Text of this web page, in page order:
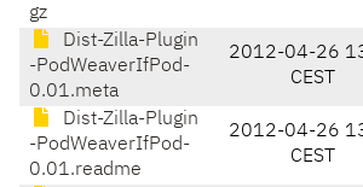
gz
Dist-Zilla-Plugin
-PodWeaverIfPod-
0.01.meta
2012-04-26
CEST
Dist-Zilla-Plugin
-PodWeaverIfPod-
0.01.readme
2012-04-26
CEST